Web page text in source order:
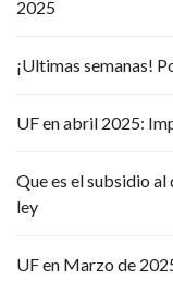
2025
¡Ultimas semanas!
UF en abril 2025:
Que es el subsidio
ley
UF en Marzo de